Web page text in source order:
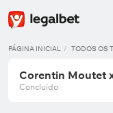
PÁGINA INICIAL TODOS OS
Corentin Moutet
Concluído